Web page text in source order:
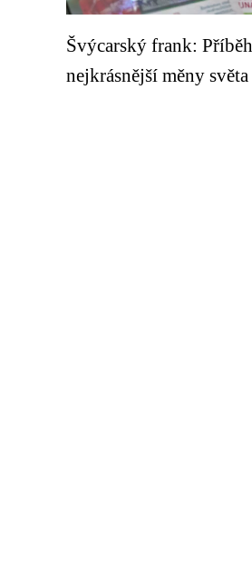
Švýcarský frank: Příběh
nejkrásnější měny světa